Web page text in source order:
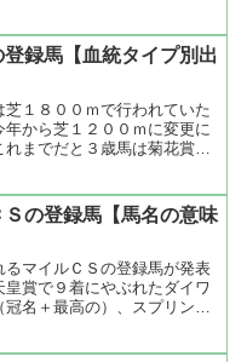
ファーを貰う為にここを勝ち
。今回の...
録馬【血統タイプ別出
芝１８００ｍで行われていた
年から芝１２００ｍに変更に
れまでだと３歳馬は菊花賞か
ていた。今年は１２００ｍに
スプリンターズ...
Ｓの登録馬【馬名の意味
るマイルＣＳの登録馬が発表
皇賞で９着にやぶれたダイワ
冠名＋最高の）、スプリンタ